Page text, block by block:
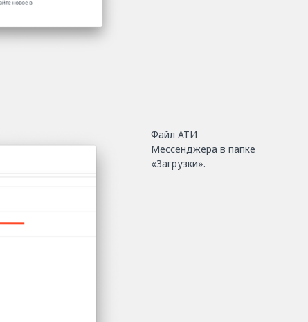
Файл АТИ
Мессенджера в папке
«Загрузки».